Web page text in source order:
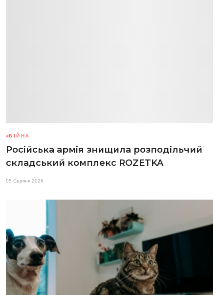
ВІЙНА
Російська армія знищила розподільчий
складський комплекс ROZETKA
05 Серпня 2026